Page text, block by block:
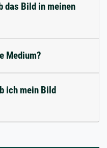
das Bild in meinen
Medium?
ich mein Bild